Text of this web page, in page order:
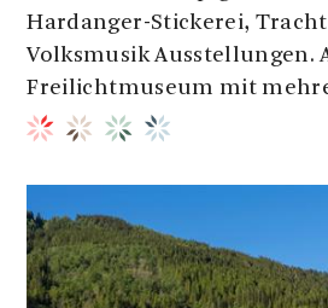
Hardanger-Stickerei,
Volksmusik Ausstellungen.
Freilichtmuseum mit